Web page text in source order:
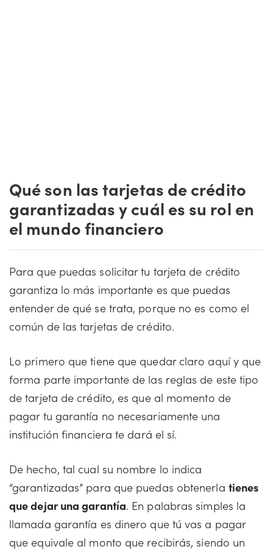
Qué son las tarjetas de crédito
garantizadas y cuál es su rol en
el mundo financiero
Para que puedas solicitar tu tarjeta de crédito
garantiza lo más importante es que puedas
entender de qué se trata, porque no es como el
común de las tarjetas de crédito.
Lo primero que tiene que quedar claro aquí y que
forma parte importante de las reglas de este tipo
de tarjeta de crédito, es que al momento de
pagar tu garantía no necesariamente una
institución financiera te dará el sí.
De hecho, tal cual su nombre lo indica
“garantizadas” para que puedas obtenerla tienes
que dejar una garantía. En palabras simples la
llamada garantía es dinero que tú vas a pagar
que equivale al monto que recibirás, siendo un